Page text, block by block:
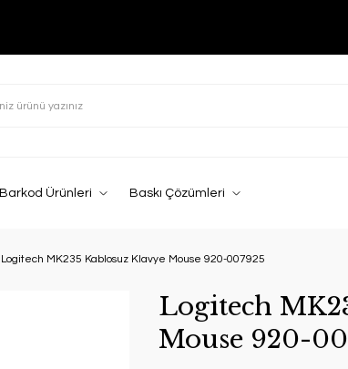
Barkod Ürünleri Baskı Çözümleri
Logitech MK235 Kablosuz Klavye Mouse 920-007925
Logitech
Mouse 920-